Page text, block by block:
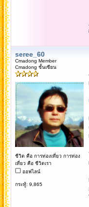
seree_60
Cmadong Member
Cmadong ชั้นเซียน
ชีวิต คือ การท่องเที่ยว การท่อง
เที่ยว คือ ชีวิตเรา
ออฟไลน์
กระทู้: 9,865